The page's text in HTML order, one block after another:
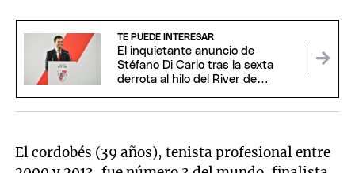
TE PUEDE INTERESAR
El inquietante anuncio de
Stéfano Di Carlo tras la sexta
derrota al hilo del River de
El cordobés (39 años), tenista profesional entre